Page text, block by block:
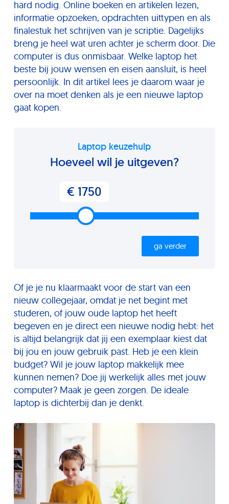
hard nodig. Online boeken en artikelen lezen,
informatie opzoeken, opdrachten uittypen en als
finalestuk het schrijven van je scriptie. Dagelijks
breng je heel wat uren achter je scherm door. Die
computer is dus onmisbaar. Welke laptop het
beste bij jouw wensen en eisen aansluit, is heel
persoonlijk. In dit artikel lees je daarom waar je
over na moet denken als je een nieuwe laptop
gaat kopen.
Laptop keuzehulp
Hoeveel wil je uitgeven?
€ 1750
ga verder
Of je je nu klaarmaakt voor de start van een
nieuw collegejaar, omdat je net begint met
studeren, of jouw oude laptop het heeft
begeven en je direct een nieuwe nodig hebt: het
is altijd belangrijk dat jij een exemplaar kiest dat
bij jou en jouw gebruik past. Heb je een klein
budget? Wil je jouw laptop makkelijk mee
kunnen nemen? Doe jij werkelijk alles met jouw
computer? Maak je geen zorgen. De ideale
laptop is dichterbij dan je denkt.